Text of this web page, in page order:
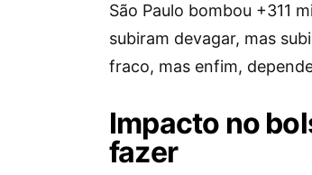
São Paulo bombou +311
subiram devagar, mas
fraco, mas enfim,
Impacto no
fazer